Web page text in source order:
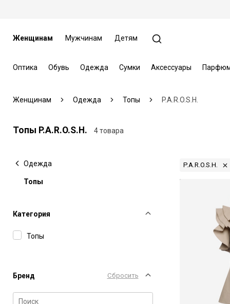
Женщинам Мужчинам Детям
Оптика Обувь Одежда Сумки Аксессуары
Женщинам Одежда Топы P.A.R.O.S.H.
Топы P.A.R.O.S.H. 4 товара
Одежда
Топы
Категория
Топы
Бренд Сбросить
P.A.R.O.S.H.